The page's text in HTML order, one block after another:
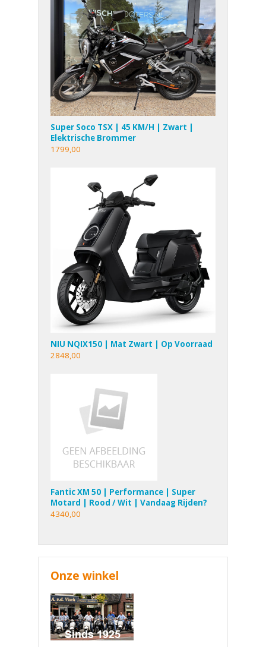
Super Soco TSX | 45 KM/H | Zwart |
Elektrische Brommer
1799,00
NIU NQIX150 | Mat Zwart | Op Voorraad
2848,00
Fantic XM 50 | Performance | Super
Motard | Rood / Wit | Vandaag Rijden?
4340,00
Onze winkel